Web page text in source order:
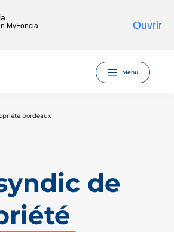
MyFoncia
Ouvrir
Menu
bordeaux
de